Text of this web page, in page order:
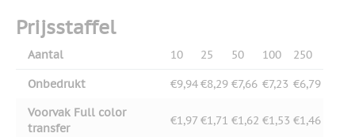
Prijsstaffel
Aantal 10 25 50 100 250
Onbedrukt €9,94€8,29 €7,66 €7,23 €6,79
Voorvak Full color
transfer
€1,97 €1,71 €1,62 €1,53 €1,46